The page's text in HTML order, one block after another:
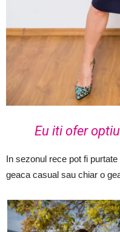
Eu iti ofer
In sezonul rece pot fi
geaca casual sau chiar o